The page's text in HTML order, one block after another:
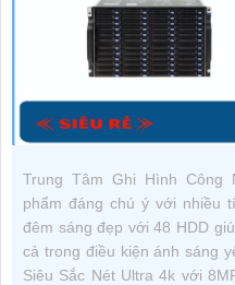
Trung Tâm Ghi Hình Công
phẩm đáng chú ý với nhiều
đêm sáng đẹp với 48 HDD
cả trong điều kiện ánh sáng
Siêu Sắc Nét Ultra 4k với